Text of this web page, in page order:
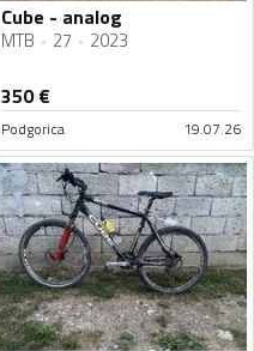
Cube - analog
MTB 27 2023
350€
Podgorica 19.07.26